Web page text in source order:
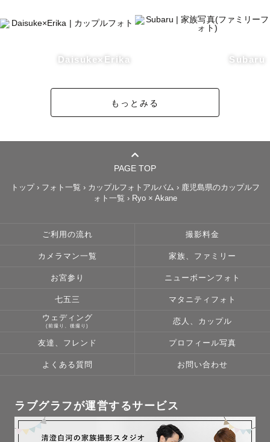
Daisuke×Erika Subaru
もっとみる
PAGE TOP
トップ› フォト一覧 › カップルフォトアルバム › 鹿児島県のカップルフ
ォト一覧 › Ryo × Akane
ご利用の流れ 撮影料金
カメラマン一覧 家族、ファミリー
お宮参り ニューボーンフォト
七五三 マタニティフォト
ウェディング
(前撮り、後撮り)
恋人、カップル
友達、フレンド プロフィール写真
よくある質問 お問い合わせ
ラブグラフが運営するサービス